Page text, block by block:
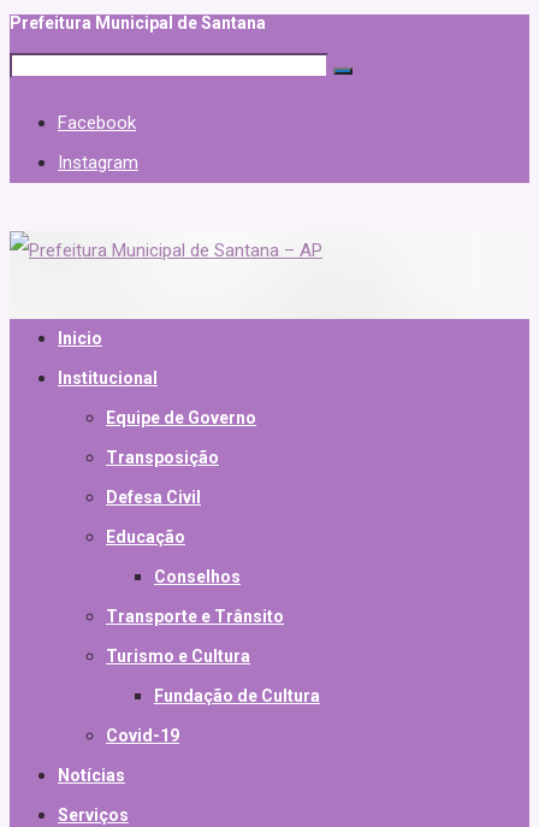
Prefeitura Municipal de Santana
Facebook
Instagram
Inicio
Institucional
Equipe de Governo
Transposição
Defesa Civil
Educação
Conselhos
Transporte e Trânsito
Turismo e Cultura
Fundação de Cultura
Covid-19
Notícias
Serviços